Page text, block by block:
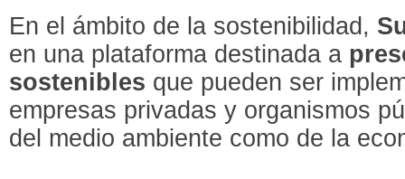
En el ámbito de la sostenibilidad,
en una plataforma destinada a
sostenibles que pueden ser
empresas privadas y organismos
del medio ambiente como de la